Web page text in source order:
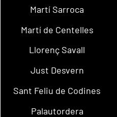
Martí Sarroca
Martí de Centelles
Llorenç Savall
Just Desvern
Sant Feliu de Codines
Palautordera